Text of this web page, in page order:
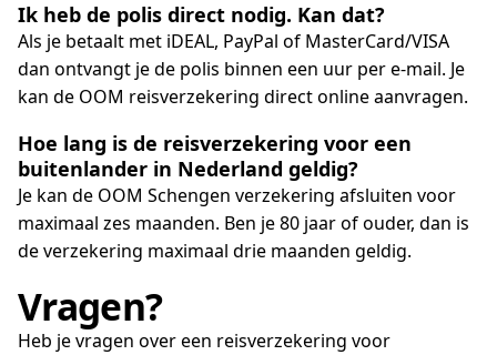
Ik heb de polis direct nodig. Kan dat?
Als je betaalt met iDEAL, PayPal of MasterCard/VISA
dan ontvangt je de polis binnen een uur per e-mail. Je
kan de OOM reisverzekering direct online aanvragen.
Hoe lang is de reisverzekering voor een
buitenlander in Nederland geldig?
Je kan de OOM Schengen verzekering afsluiten voor
maximaal zes maanden. Ben je 80 jaar of ouder, dan is
de verzekering maximaal drie maanden geldig.
Vragen?
Heb je vragen over een reisverzekering voor